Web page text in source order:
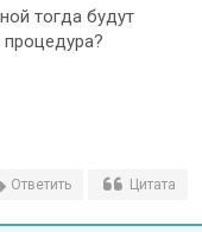
тогда будут
Ответить Цитата